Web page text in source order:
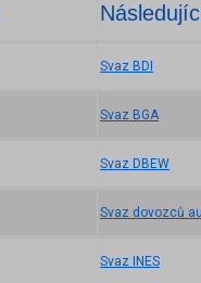
Svaz BDI
Svaz BGA
Svaz DBEW
Svaz dovozců
Svaz INES